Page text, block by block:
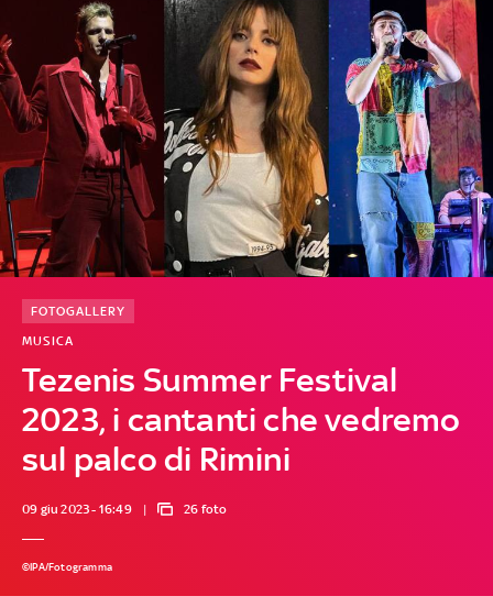
Tezenis Summer Festival
2023, i cantanti che vedremo
sul palco di Rimini
MUSICA
FOTOGALLERY
09 giu 2023 - 16:49 26 foto
©IPA/Fotogramma